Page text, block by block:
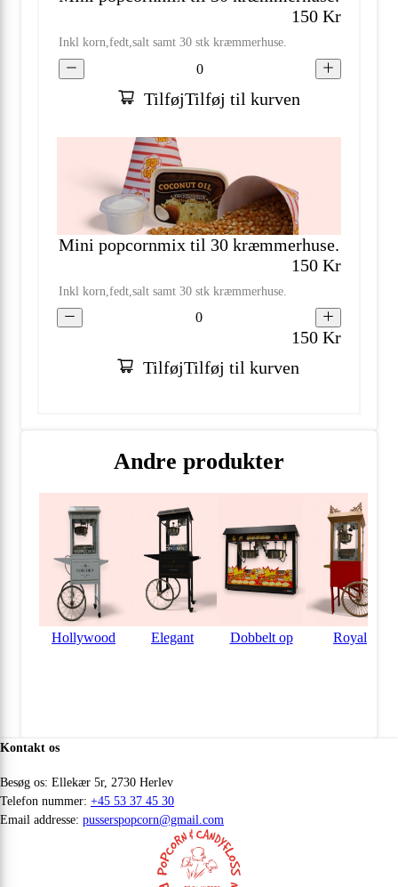
150 Kr
Inkl korn,fedt,salt samt 30 stk kræmmerhuse.
0
TilføjTilføj til kurven
Mini popcornmix til 30 kræmmerhuse.
150 Kr
Inkl korn,fedt,salt samt 30 stk kræmmerhuse.
0
150 Kr
TilføjTilføj til kurven
Grande popcornmix til 125
kræmmerhuse
480
Kr
Inkl korn,fedt,salt samt 125 stk kræmmerhuse.
TilføjTilføj til kurven
Grande popcornmix til 125
kræmmerhuse
Inkl korn,fedt,salt samt 125 stk kræmmerhuse.
Andre produkter
Hollywood Elegant Dobbelt op Royal
Kontakt os
Besøg os: Ellekær 5r, 2730 Herlev
Telefon nummer: +45 53 37 45 30
Email addresse: pusserspopcorn@gmail.com